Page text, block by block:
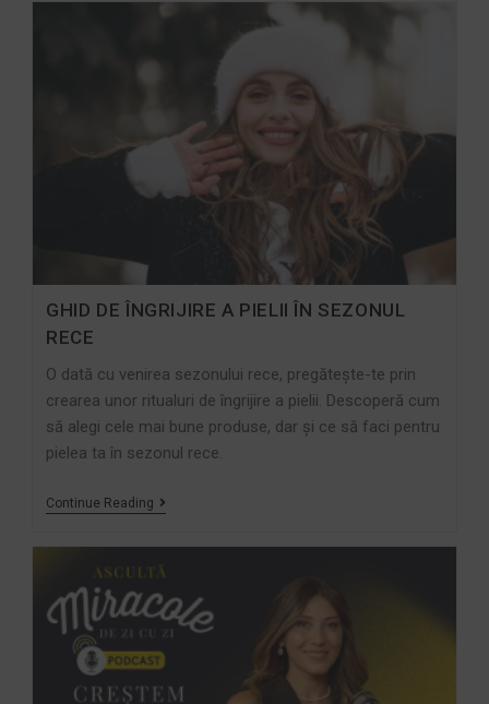
GHID DE ÎNGRIJIRE A PIELII ÎN SEZONUL
RECE
O dată cu venirea sezonului rece, pregătește-te prin
crearea unor ritualuri de îngrijire a pielii. Descoperă cum
să alegi cele mai bune produse, dar și ce să faci pentru
pielea ta în sezonul rece.
Continue Reading